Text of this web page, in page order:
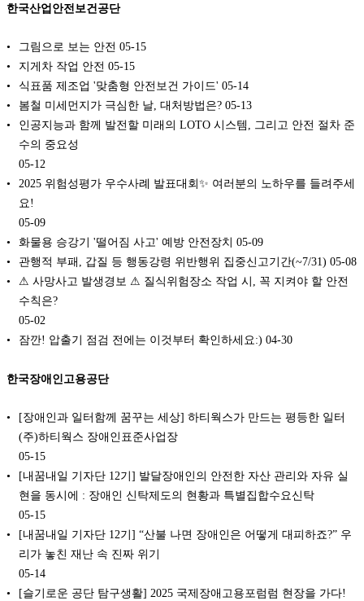
한국산업안전보건공단
그림으로 보는 안전 05-15
지게차 작업 안전 05-15
식표품 제조업 '맞춤형 안전보건 가이드' 05-14
봄철 미세먼지가 극심한 날, 대처방법은? 05-13
인공지능과 함께 발전할 미래의 LOTO 시스템, 그리고 안전 절차 준
수의 중요성
05-12
2025 위험성평가 우수사례 발표대회✨ 여러분의 노하우를 들려주세
요!
05-09
화물용 승강기 '떨어짐 사고' 예방 안전장치 05-09
관행적 부패, 갑질 등 행동강령 위반행위 집중신고기간(~7/31) 05-08
⚠ 사망사고 발생경보 ⚠ 질식위험장소 작업 시, 꼭 지켜야 할 안전
수칙은?
05-02
잠깐! 압출기 점검 전에는 이것부터 확인하세요:) 04-30
한국장애인고용공단
[장애인과 일터함께 꿈꾸는 세상] 하티웍스가 만드는 평등한 일터
(주)하티웍스 장애인표준사업장
05-15
[내꿈내일 기자단 12기] 발달장애인의 안전한 자산 관리와 자유 실
현을 동시에 : 장애인 신탁제도의 현황과 특별집합수요신탁
05-15
[내꿈내일 기자단 12기] “산불 나면 장애인은 어떻게 대피하죠?” 우
리가 놓친 재난 속 진짜 위기
05-14
[슬기로운 공단 탐구생활] 2025 국제장애고용포럼럼 현장을 가다!